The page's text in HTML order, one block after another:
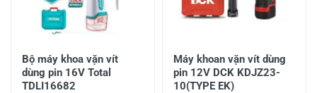
Bộ máy khoa vặn vít
dùng pin 16V Total
TDLI16682
Máy khoan vặn vít dùng
pin 12V DCK KDJZ23-
10(TYPE EK)